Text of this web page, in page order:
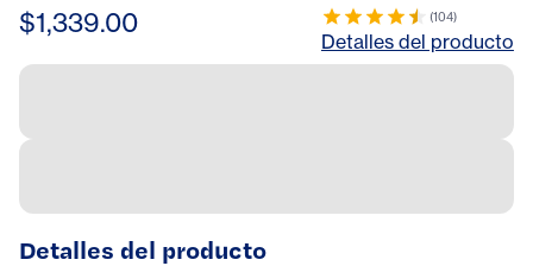
$1,339.00 (104)
Detalles del producto
Detalles del producto